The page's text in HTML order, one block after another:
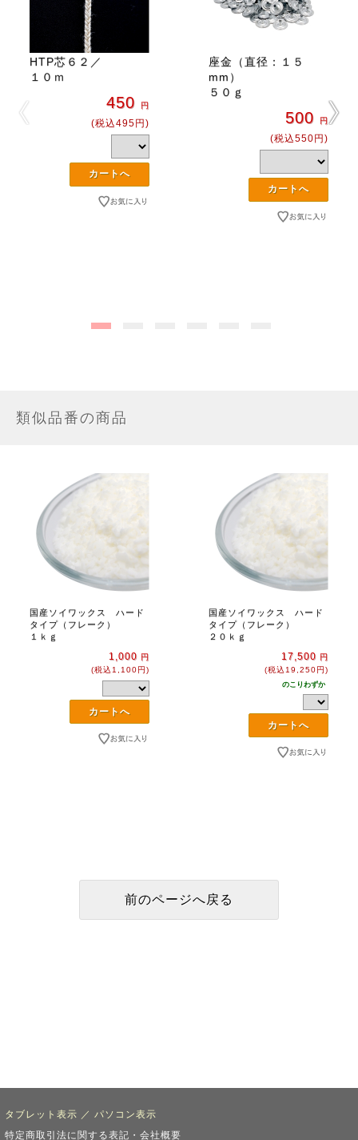
HTP芯６２／
１０ｍ
450 円
(税込495円)
座金（直径：１５
mm）
５０ｇ
500 円
(税込550円)
類似品番の商品
国産ソイワックス ハード
タイプ（フレーク）
１ｋｇ
1,000 円
(税込1,100円)
国産ソイワックス ハード
タイプ（フレーク）
２０ｋｇ
17,500 円
(税込19,250円)
のこりわずか
タブレット表示 ／ パソコン表示
特定商取引法に関する表記・会社概要